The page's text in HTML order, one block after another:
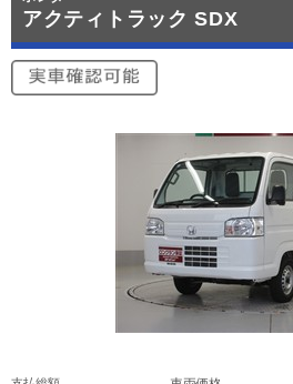
アクティトラック SDX